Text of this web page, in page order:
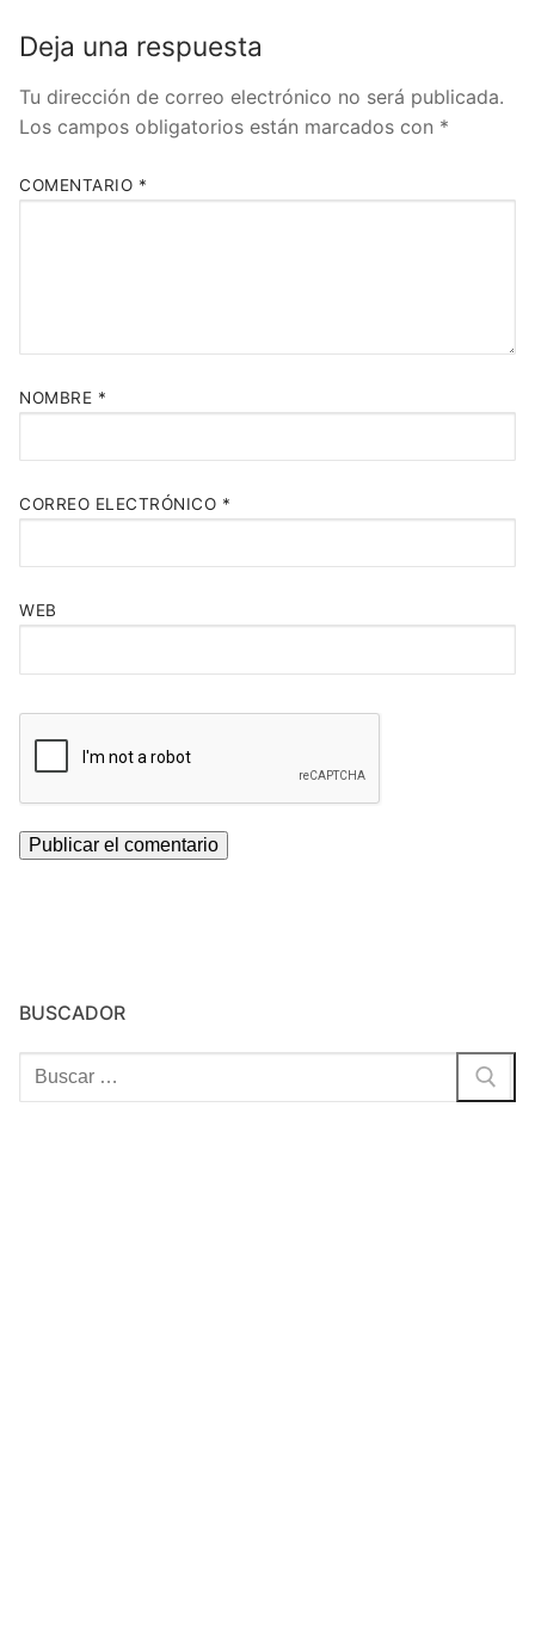
Deja una respuesta
Tu dirección de correo electrónico no será publicada.
Los campos obligatorios están marcados con *
COMENTARIO *
NOMBRE *
CORREO ELECTRÓNICO *
WEB
BUSCADOR
Buscar: